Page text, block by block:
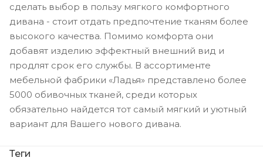
сделать выбор в пользу мягкого комфортного
дивана - стоит отдать предпочтение тканям более
высокого качества. Помимо комфорта они
добавят изделию эффектный внешний вид и
продлят срок его службы. В ассортименте
мебельной фабрики «Ладья» представлено более
5000 обивочных тканей, среди которых
обязательно найдется тот самый мягкий и уютный
вариант для Вашего нового дивана.
Теги